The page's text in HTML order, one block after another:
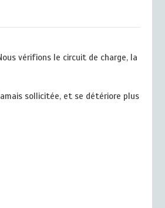
vérifions le circuit de charge, la
sollicitée, et se détériore plus